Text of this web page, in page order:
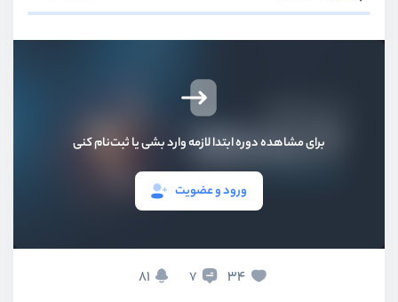
برای مشاهده دوره ابتدا لازمه وارد بشی یا ثبت‌نام کنی
ورود و عضویت
34
7
81
بخش سوم آشنای با موارد پایه و syntax
ویدیو آموزشی
آشنایی با مفهوم کامپوننت